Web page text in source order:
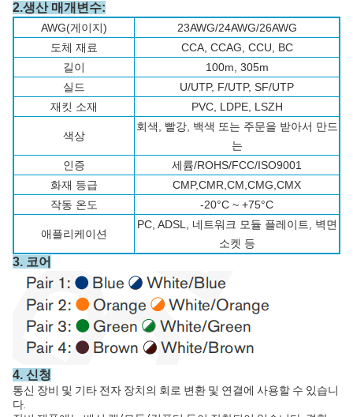
2.생산 매개변수:
AWG(게이지)
23AWG/24AWG/26AWG
도체 재료
CCA, CCAG, CCU, BC
길이
100m, 305m
실드
U/UTP, F/UTP, SF/UTP
재킷 소재
PVC, LDPE, LSZH
색상
회색, 빨강, 백색 또는 주문을 받아서 만드
는
인증
세륨/ROHS/FCC/ISO9001
화재 등급
CMP,CMR,CM,CMG,CMX
작동 온도
-20°C ~ +75°C
애플리케이션
PC, ADSL, 네트워크 모듈 플레이트, 벽면
소켓 등
3. 코어
4. 신청
통신 장비 및 기타 전자 장치의 회로 변환 및 연결에 사용할 수 있습니
다.